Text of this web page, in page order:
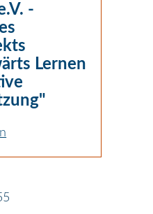
-
Lernen